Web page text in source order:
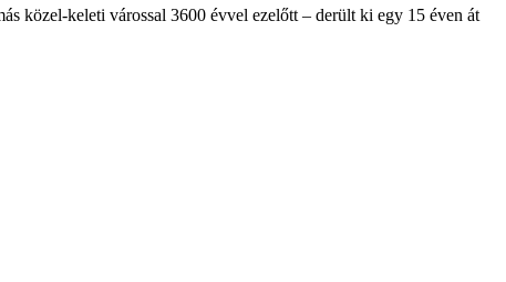
közel-keleti várossal 3600 évvel ezelőtt – derült ki egy 15 éven át